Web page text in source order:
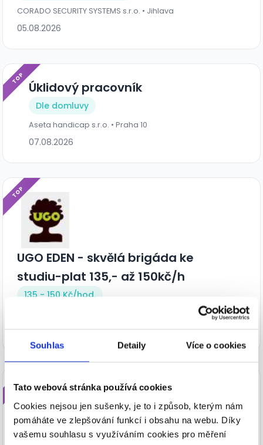
Souhlas Detaily Více o cookies
Tato webová stránka používá cookies
Cookies nejsou jen sušenky, je to i způsob, kterým nám
pomáháte ve zlepšování funkcí i obsahu na webu. Díky
vašemu souhlasu s využíváním cookies pro měření
CORADO SECURITY SYSTEMS s.r.o. • Jihlava
05.08.2026
TOP
Úklidový pracovník
Dle domluvy
Aseta handicap s.r.o. • Praha 10
07.08.2026
TOP
UGO EDEN - skvělá brigáda ke
studiu-plat 135,- až 150kč/h
135 - 150 Kč/hod.
TOP